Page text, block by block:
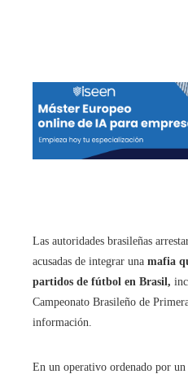
Las autoridades brasileñas
acusadas de integrar una mafia
partidos de fútbol en Brasil,
Campeonato Brasileño de
información.
En un operativo ordenado por un